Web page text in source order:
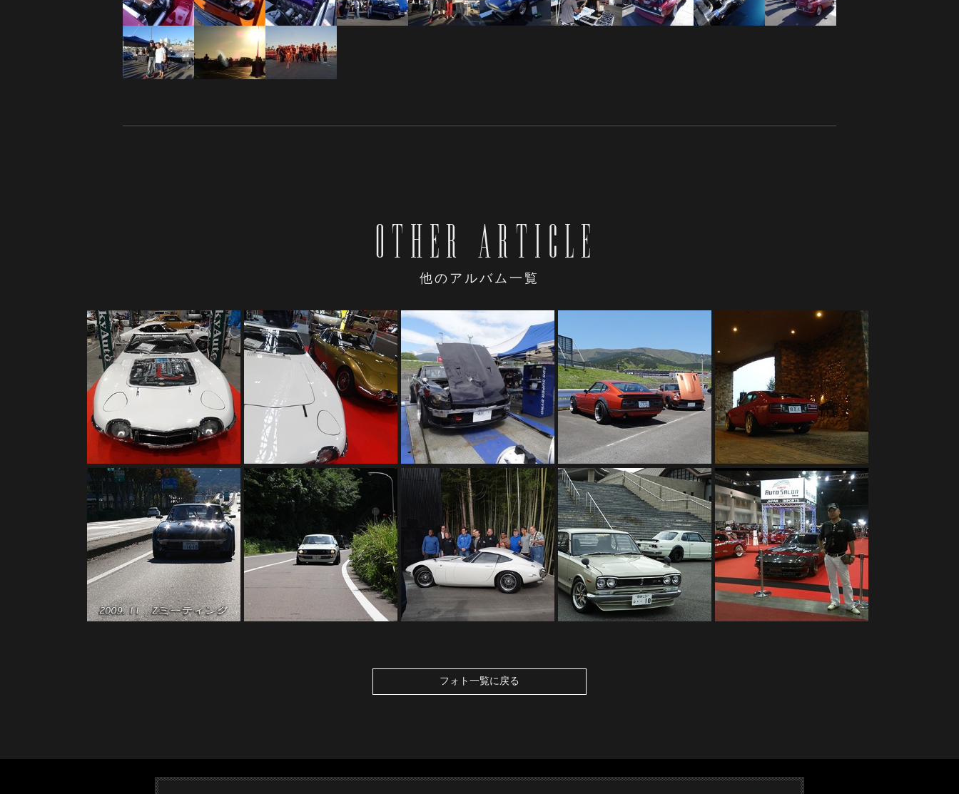
OTHER ARTICLE
他のアルバム一覧
フォト一覧に戻る